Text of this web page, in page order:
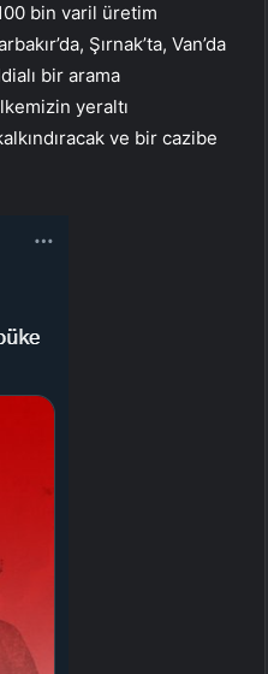
bin varil üretim
Şırnak’ta, Van’da
bir arama
yeraltı
ve bir cazibe